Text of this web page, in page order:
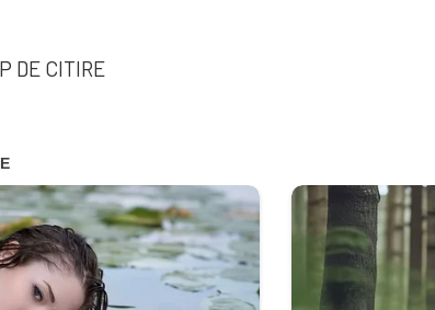
DE CITIRE